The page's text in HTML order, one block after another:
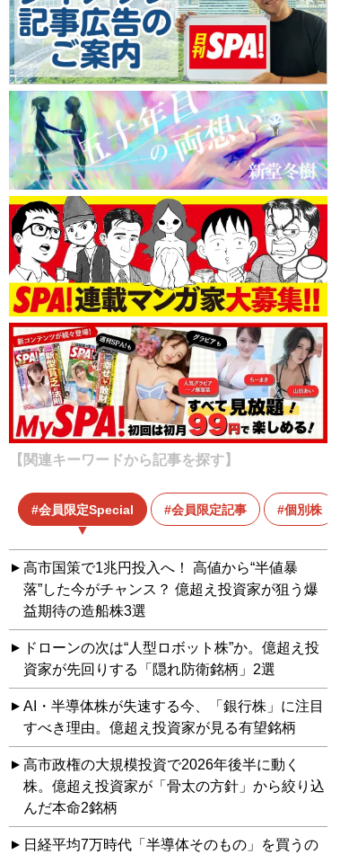
【関連キーワードから記事を探す】
会員限定Special 会員限定記事 個別株
高市国策で1兆円投入へ！ 高値から“半値暴
落”した今がチャンス？ 億超え投資家が狙う爆
益期待の造船株3選
ドローンの次は“人型ロボット株”か。億超え投
資家が先回りする「隠れ防衛銘柄」2選
AI・半導体株が失速する今、「銀行株」に注目
すべき理由。億超え投資家が見る有望銘柄
高市政権の大規模投資で2026年後半に動く
株。億超え投資家が「骨太の方針」から絞り込
んだ本命2銘柄
日経平均7万時代「半導体そのもの」を買うの